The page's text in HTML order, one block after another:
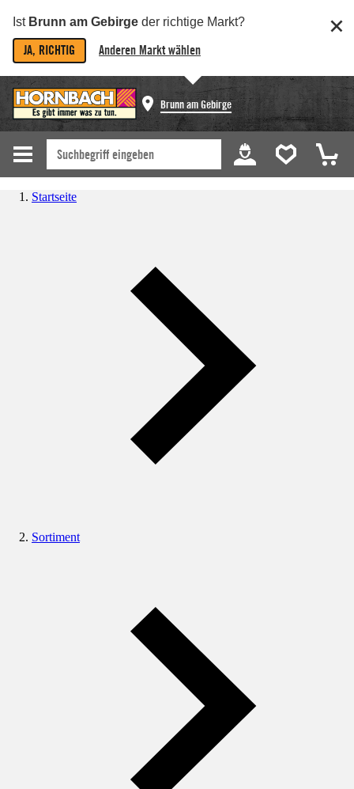
Ist Brunn am Gebirge der richtige Markt?
JA, RICHTIG Anderen Markt wählen
Brunn am Gebirge
Startseite
Sortiment